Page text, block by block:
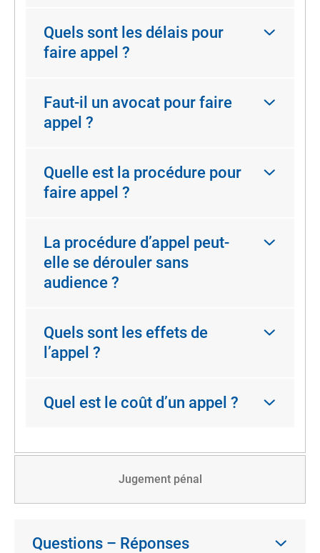
Quels sont les délais pour
faire appel ?
Faut-il un avocat pour faire
appel ?
Quelle est la procédure pour
faire appel ?
La procédure d’appel peut-
elle se dérouler sans
audience ?
Quels sont les effets de
l’appel ?
Quel est le coût d’un appel ?
Jugement pénal
Questions – Réponses